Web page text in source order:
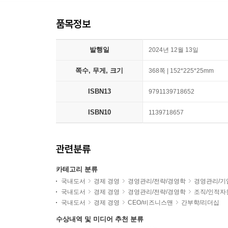
품목정보
발행일 2024년 12월 13일
쪽수, 무게, 크기 368쪽 | 152*225*25mm
ISBN13 9791139718652
ISBN10 1139718657
관련분류
카테고리 분류
국내도서 경제 경영 경영관리/전략/경영학
경영관리/기
국내도서
경제 경영 경영관리/전략/경영학
조직/인적자
국내도서
경제 경영 CEO/비즈니스맨 간부학/리더십
수상내역 및 미디어 추천 분류